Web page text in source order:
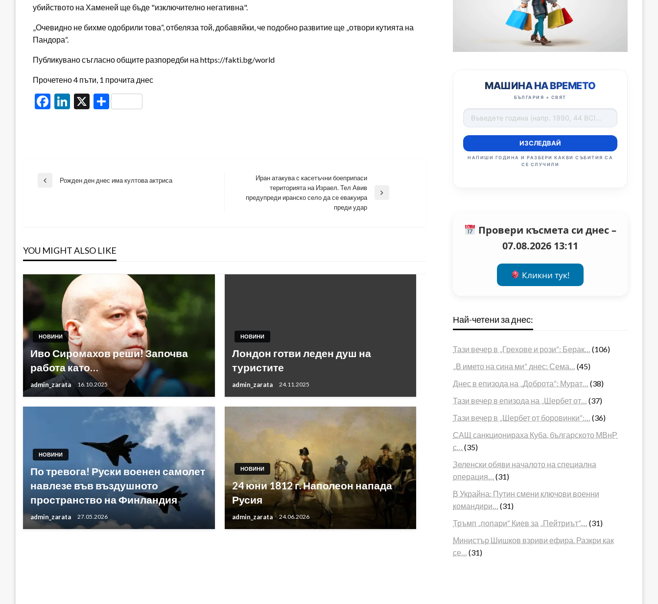
убийството на Хаменей ще бъде "изключително негативна".
„Очевидно не бихме одобрили това“, отбеляза той, добавяйки, че подобно развитие ще „отвори кутията на
Пандора“.
Публикувано съгласно общите разпоредби на https://fakti.bg/world
Прочетено 4 пъти, 1 прочита днес
Facebook
LinkedIn
X Share
Навигация
Previous
Рожден ден днес има култова актриса
Next
Иран атакува с касетъчни боеприпаси
територията на Израел. Тел Авив
предупреди иранско село да се евакуира
преди удар
YOU MIGHT ALSO LIKE
НОВИНИ
Иво Сиромахов реши! Започва
работа като…
admin_zarata 16.10.2025
НОВИНИ
Лондон готви леден душ на
туристите
admin_zarata 24.11.2025
НОВИНИ
По тревога! Руски военен самолет
навлезе във въздушното
пространство на Финландия
admin_zarata 27.05.2026
НОВИНИ
24 юни 1812 г. Наполеон напада
Русия
admin_zarata 24.06.2026
МАШИНА НА ВРЕМЕТО
БЪЛГАРИЯ + СВЯТ
ИЗСЛЕДВАЙ
НАПИШИ ГОДИНА И РАЗБЕРИ КАКВИ СЪБИТИЯ СА
СЕ СЛУЧИЛИ
Провери късмета си днес –
07.08.2026 13:11
Кликни тук!
Най-четени за днес:
Тази вечер в „Грехове и рози“: Берак…
(106)
„В името на сина ми“ днес: Сема…
(45)
Днес в епизода на „Доброта“: Мурат…
(38)
Тази вечер в епизода на „Шербет от…
(37)
Тази вечер в „Шербет от боровинки“:…
(36)
САЩ санкционираха Куба, българското МВнР
с…
(35)
Зеленски обяви началото на специална
операция…
(31)
В Украйна: Путин смени ключови военни
командири…
(31)
Тръмп „попари“ Киев за „Пейтриът“,…
(31)
Министър Шишков взриви ефира. Разкри как
се…
(31)